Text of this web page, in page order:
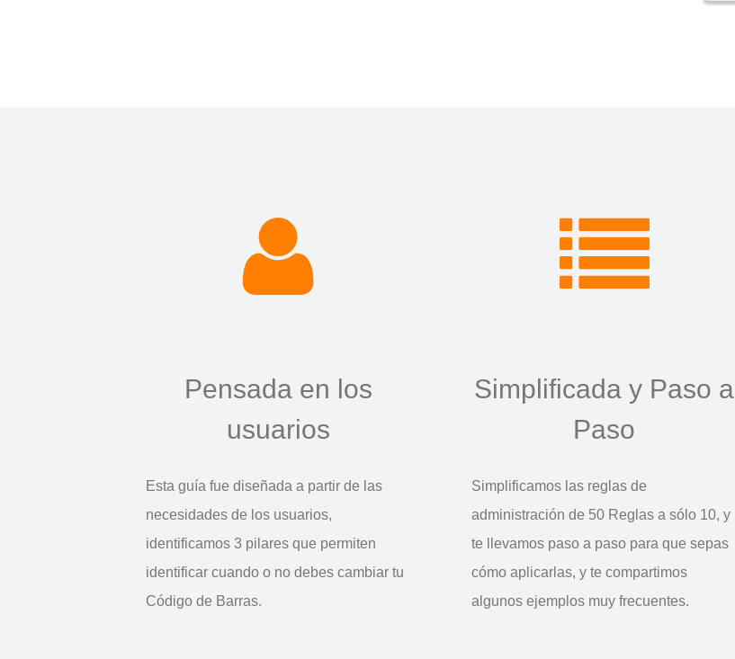
Pensada en los
usuarios
Esta guía fue diseñada a partir de las
necesidades de los usuarios,
identificamos 3 pilares que permiten
identificar cuando o no debes cambiar tu
Código de Barras.
Simplificada y Paso a
Paso
Simplificamos las reglas de
administración de 50 Reglas a sólo 10, y
te llevamos paso a paso para que sepas
cómo aplicarlas, y te compartimos
algunos ejemplos muy frecuentes.